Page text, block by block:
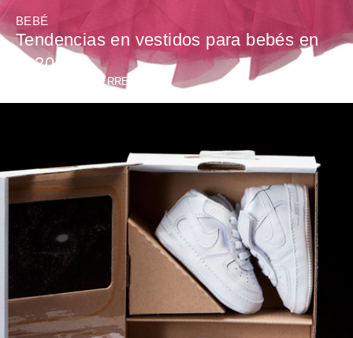
BEBÉ
Tendencias en vestidos para bebés en
el 2013
MARTA GUTIERREZ